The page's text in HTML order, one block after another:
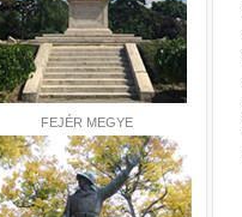
FEJÉR MEGYE